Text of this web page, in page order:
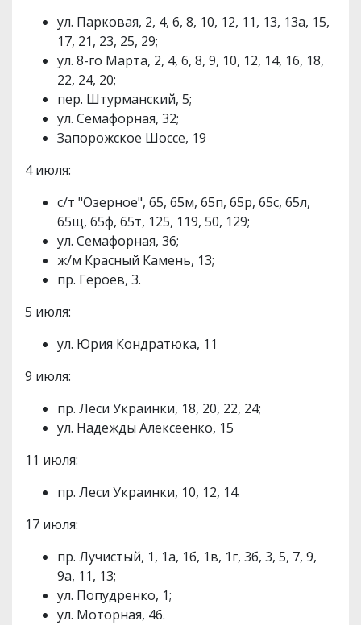
ул. Парковая, 2, 4, 6, 8, 10, 12, 11, 13, 13а, 15,
17, 21, 23, 25, 29;
ул. 8-го Марта, 2, 4, 6, 8, 9, 10, 12, 14, 16, 18,
22, 24, 20;
пер. Штурманский, 5;
ул. Семафорная, 32;
Запорожское Шоссе, 19
4 июля:
с/т "Озерное", 65, 65м, 65п, 65р, 65с, 65л,
65щ, 65ф, 65т, 125, 119, 50, 129;
ул. Семафорная, 36;
ж/м Красный Камень, 13;
пр. Героев, 3.
5 июля:
ул. Юрия Кондратюка, 11
9 июля:
пр. Леси Украинки, 18, 20, 22, 24;
ул. Надежды Алексеенко, 15
11 июля:
пр. Леси Украинки, 10, 12, 14.
17 июля:
пр. Лучистый, 1, 1а, 1б, 1в, 1г, 3б, 3, 5, 7, 9,
9а, 11, 13;
ул. Попудренко, 1;
ул. Моторная, 46.